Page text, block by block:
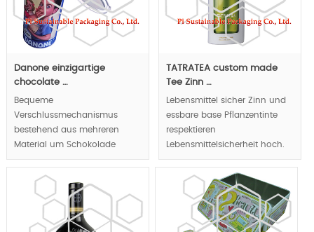
Danone einzigartige
chocolate …
Bequeme
Verschlussmechanismus
bestehend aus mehreren
Material um Schokolade
Cookies trocken zu halten
und Hygiene.
MOQ:10000pcs.
TATRATEA custom made
Tee Zinn …
Lebensmittel sicher Zinn und
essbare base Pflanzentinte
respektieren
Lebensmittelsicherheit hoch.
MOQ:10000pcs.